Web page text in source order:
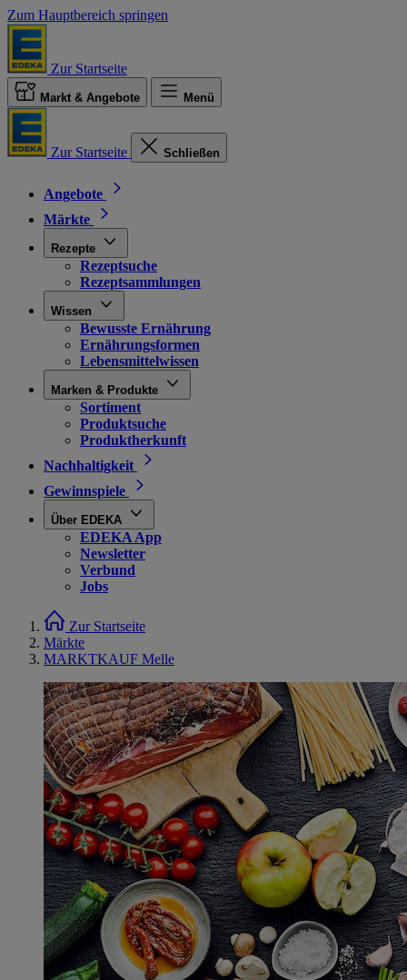
Zum Hauptbereich springen
Zur Startseite
Markt & Angebote Menü
Zur Startseite Schließen
Angebote
Märkte
Rezepte
Rezeptsuche
Rezeptsammlungen
Wissen
Bewusste Ernährung
Ernährungsformen
Lebensmittelwissen
Marken & Produkte
Sortiment
Produktsuche
Produktherkunft
Nachhaltigkeit
Gewinnspiele
Über EDEKA
EDEKA App
Newsletter
Verbund
Jobs
Zur Startseite
Märkte
MARKTKAUF Melle